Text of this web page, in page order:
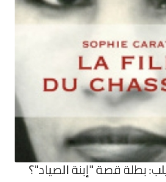
بطلة قصة "إبنة الصياد"؟